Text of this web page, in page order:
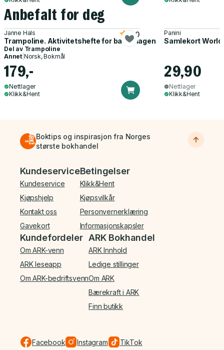
Anbefalt for deg
Janne Hals
Trampoline. Aktivitetshefte for barnehagen
5.0
Del av Trampoline
Annet Norsk, Bokmål
179,-
Nettlager
Klikk&Hent
Panini
Samlekort
29,90
Nettlager
Klikk&Hent
Boktips og inspirasjon fra Norges
største bokhandel
Bunnmeny
Kundeservice
Kundeservice
Kjøpshjelp
Kontakt oss
Gavekort
Betingelser
Klikk&Hent
Kjøpsvilkår
Personvernerklæring
Informasjonskapsler
Kundefordeler
Om ARK-venn
ARK leseapp
Om ARK-bedriftsvenn
ARK Bokhandel
ARK Innhold
Ledige stillinger
Om ARK
Bærekraft i ARK
Finn butikk
Facebook Instagram TikTok